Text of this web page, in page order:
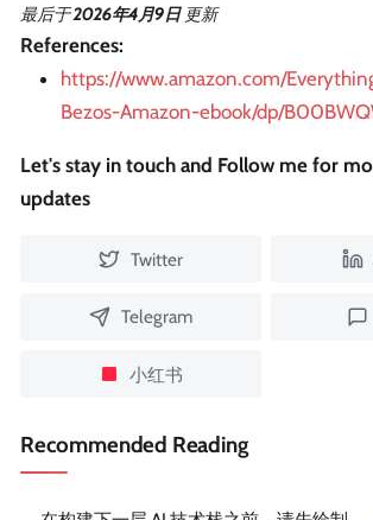
最后于2026年4月9日 更新
References:
https://www.amazon.com/
Bezos-Amazon-ebook/dp/
Let's stay in touch and Follow me for
updates
Twitter
Telegram
小红书
Recommended Reading